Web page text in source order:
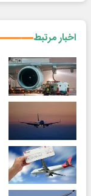
اخبار مرتبط